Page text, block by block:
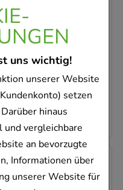
uns wichtig!
unserer Website
setzen
hinaus
und vergleichbare
an bevorzugte
Informationen über
unserer Website für